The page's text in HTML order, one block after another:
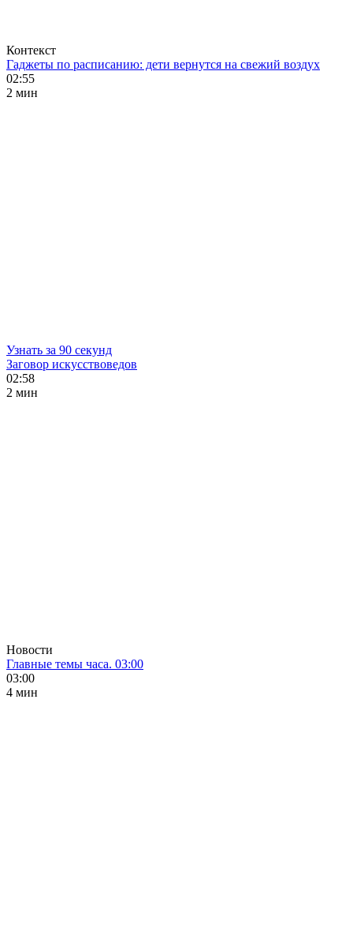
Контекст
Гаджеты по расписанию: дети вернутся на свежий воздух
02:55
2 мин
Узнать за 90 секунд
Заговор искусствоведов
02:58
2 мин
Новости
Главные темы часа. 03:00
03:00
4 мин